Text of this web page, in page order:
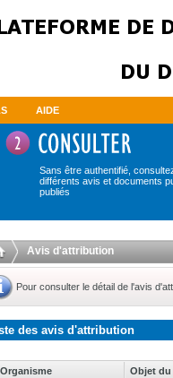
AIDE
Sans être authentifié,
différents avis et documents
publiés
Avis d'attribution
Pour consulter le détail de l'avis
des avis d'attribution
Organisme Objet du